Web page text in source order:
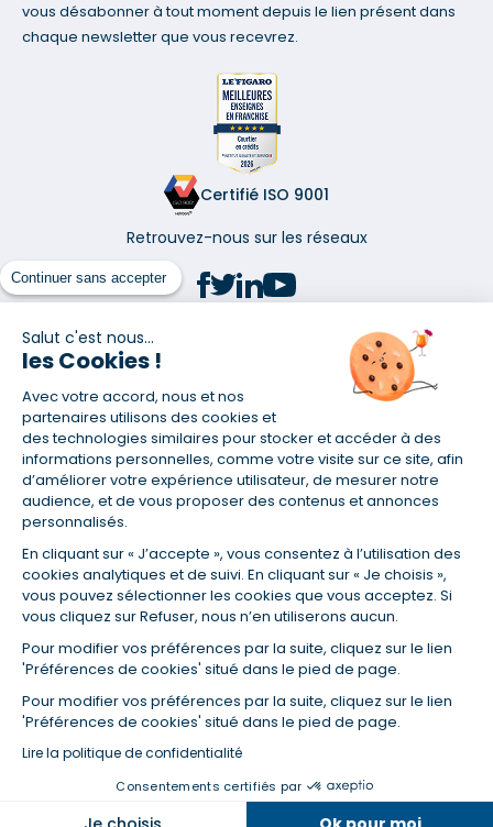
Continuer sans accepter
Salut c'est nous...
les Cookies !
Avec votre accord, nous et nos
partenaires utilisons des cookies et
des technologies similaires pour stocker et accéder à des
informations personnelles, comme votre visite sur ce site, afin
d’améliorer votre expérience utilisateur, de mesurer notre
audience, et de vous proposer des contenus et annonces
personnalisés.
En cliquant sur « J’accepte », vous consentez à l’utilisation des
cookies analytiques et de suivi. En cliquant sur « Je choisis »,
vous pouvez sélectionner les cookies que vous acceptez. Si
vous cliquez sur Refuser, nous n’en utiliserons aucun.
Pour modifier vos préférences par la suite, cliquez sur le lien
'Préférences de cookies' situé dans le pied de page.
Pour modifier vos préférences par la suite, cliquez sur le lien
'Préférences de cookies' situé dans le pied de page.
Lire la politique de confidentialité
Consentements certifiés par
Taux et tendances à suivre
vous désabonner à tout moment depuis le lien présent dans
chaque newsletter que vous recevrez.
Certifié ISO 9001
Retrouvez-nous sur les réseaux
(1) Taux fixe national hors assurance et selon votre profil
(2) Économie de 65 % pour l'assurance d'un prêt amortissable de 330
457,23 € à 0,90 % sur 19,5 ans, accordé à un salarié non cadre assuré à
100 % (décès, PTIA, IPP, ITT, IPP) âgé de 36 ans fumeur et une personne
salariée non cadre assurée à 100 % (décès, PTIA, IPP, ITT, IPP) âgée de 35
ans et non-fumeur, tous deux sans risque médical connu. Au
14/07/2019, coût de l'assurance proposée par la banque 179,08 €/mois
en moyenne contre 64,60 €/mois en moyenne au 14/07/2022 avec
Empruntis.com (TAEA : 0,44 %, coût total de l'assurance : 15 117,65 €).
(3) Taux minimum pour un crédit consommation d'un montant fixé entre
5 000 et 20 000 euros, selon profil et durée.
(4) La diminution du montant des mensualités entraîne l'allongement
de la durée de remboursement ainsi que la hausse du coût total du
(5) Banques de réseau, mutualistes, spécialisées, directions
régionales, organismes de crédit selon votre profil et votre demande.
Mutuelles, compagnies et courtiers d'assurances. Selon votre profil et
votre demande.
régionales, organismes de crédit, selon votre profil et votre demande.